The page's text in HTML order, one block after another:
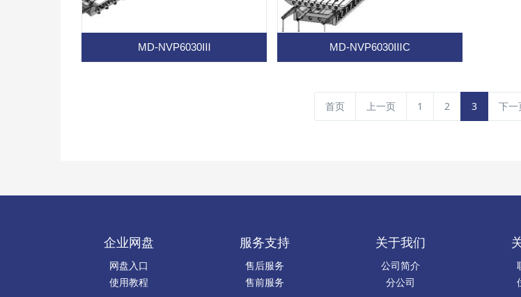
MD-NVP6030Ⅲ MD-NVP6030ⅢC
首页 上一页 1 2 3 下一
企业网盘
网盘入口
使用教程
服务支持
售后服务
售前服务
关于我们
公司简介
分公司